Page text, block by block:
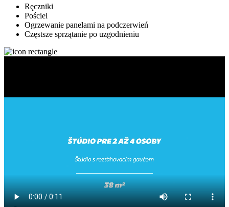
Ręczniki
Pościel
Ogrzewanie panelami na podczerwień
Częstsze sprzątanie po uzgodnieniu